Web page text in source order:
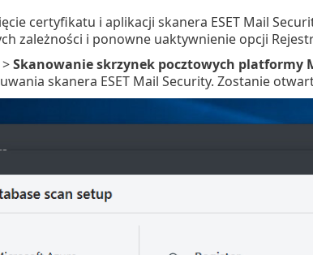
certyfikatu i aplikacji skanera ESET Mail
zależności i ponowne uaktywnienie opcji
Skanowanie skrzynek pocztowych platformy
skanera ESET Mail Security. Zostanie